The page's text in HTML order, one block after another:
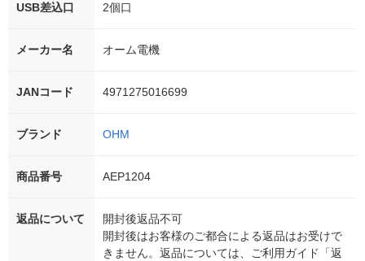
USB差込口 2個口
メーカー名 オーム電機
JANコード 4971275016699
ブランド OHM
商品番号 AEP1204
返品について
開封後返品不可
開封後はお客様のご都合による返品はお受けで
きません。返品については、ご利用ガイド「返